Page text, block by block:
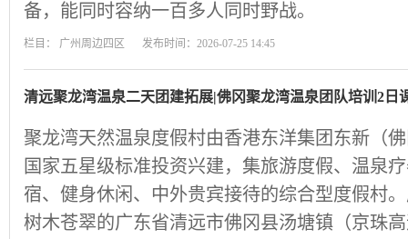
备，能同时容纳一百多人同时野战。
栏目： 广州周边四区 发布时间：2026-07-25 14:45
清远聚龙湾温泉二天团建拓展|佛冈聚龙湾温泉团队培训2日
聚龙湾天然温泉度假村由香港东洋集团东新（
国家五星级标准投资兴建，集旅游度假、温泉
宿、健身休闲、中外贵宾接待的综合型度假村
树木苍翠的广东省清远市佛冈县汤塘镇（京珠